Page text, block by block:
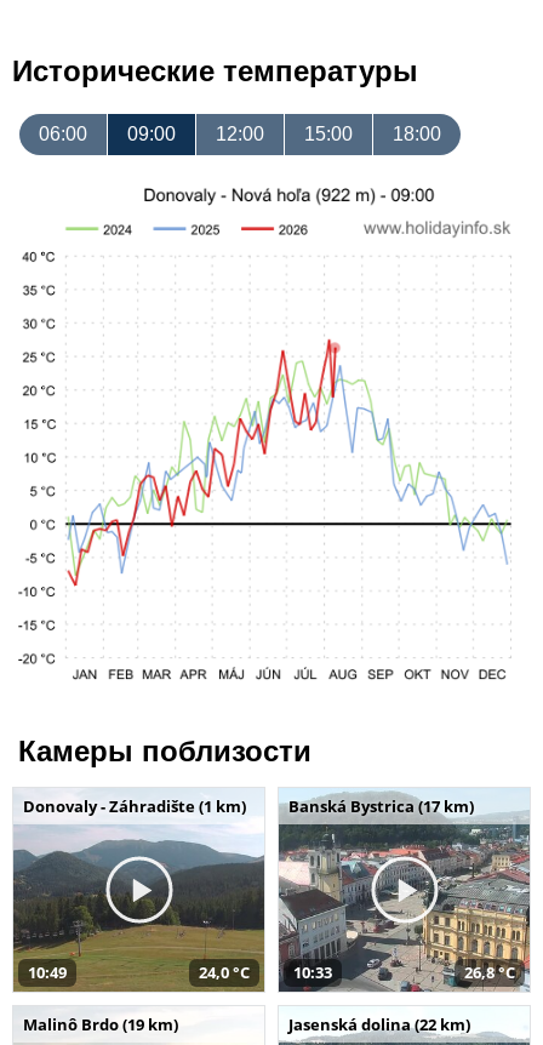
Исторические температуры
06:00 09:00 12:00 15:00 18:00
Камеры поблизости
Donovaly - Záhradište (1 km)
10:49 24,0 °C
Banská Bystrica (17 km)
10:33 26,8 °C
Malinô Brdo (19 km) Jasenská dolina (22 km)